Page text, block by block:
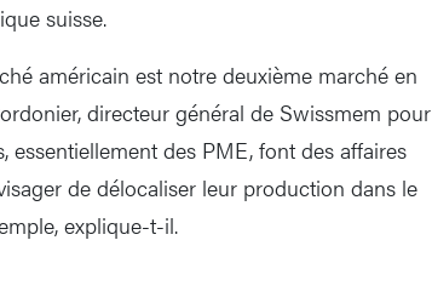
suisse.
américain est notre deuxième marché en
directeur général de Swissmem pour
essentiellement des PME, font des affaires
de délocaliser leur production dans le
explique-t-il.